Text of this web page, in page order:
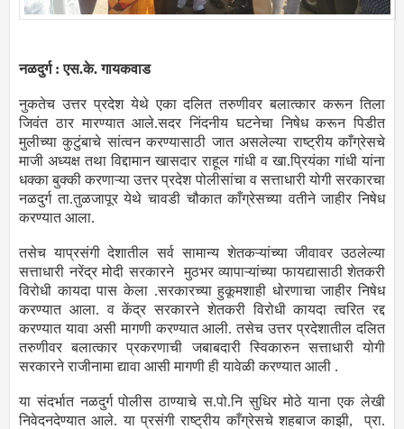
नळदुर्ग : एस.के. गायकवाड
नुकतेच उत्तर प्रदेश येथे एका दलित तरुणीवर बलात्कार करून तिला
जिवंत ठार मारण्यात आले.सदर निंदनीय घटनेचा निषेध करून पिडीत
मुलीच्या कुटुंबाचे सांत्वन करण्यासाठी जात असलेल्या राष्ट्रीय काँग्रेसचे
माजी अध्यक्ष तथा विद्दामान खासदार राहूल गांधी व खा.प्रियंका गांधी यांना
धक्का बुक्की करणाऱ्या उत्तर प्रदेश पोलीसांचा व सत्ताधारी योगी सरकारचा
नळदुर्ग ता.तुळजापूर येथे चावडी चौकात काँग्रेसच्या वतीने जाहीर निषेध
करण्यात आला.
तसेच याप्रसंगी देशातील सर्व सामान्य शेतकऱ्यांच्या जीवावर उठलेल्या
सत्ताधारी नरेंद्र मोदी सरकारने मुठभर व्यापाऱ्यांच्या फायद्यासाठी शेतकरी
विरोधी कायदा पास केला .सरकारच्या हुकूमशाही धोरणाचा जाहीर निषेध
करण्यात आला. व केंद्र सरकारने शेतकरी विरोधी कायदा त्वरित रद्द
करण्यात यावा असी मागणी करण्यात आली. तसेच उत्तर प्रदेशातील दलित
तरुणीवर बलात्कार प्रकरणाची जबाबदारी स्विकारुन सत्ताधारी योगी
सरकारने राजीनामा द्यावा आसी मागणी ही यावेळी करण्यात आली .
या संदर्भात नळदुर्ग पोलीस ठाण्याचे स.पो.नि सुधिर मोठे याना एक लेखी
निवेदनदेण्यात आले. या प्रसंगी राष्ट्रीय काँग्रेसचे शहबाज काझी, प्रा.